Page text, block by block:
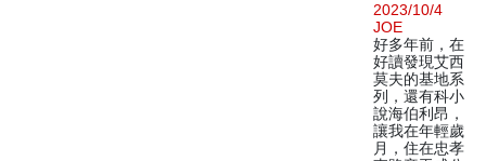
2023/10/4
JOE
好多年前，在
好讀發現艾西
莫夫的基地系
列，還有科小
說海伯利昂，
讓我在年輕歲
月，住在忠孝